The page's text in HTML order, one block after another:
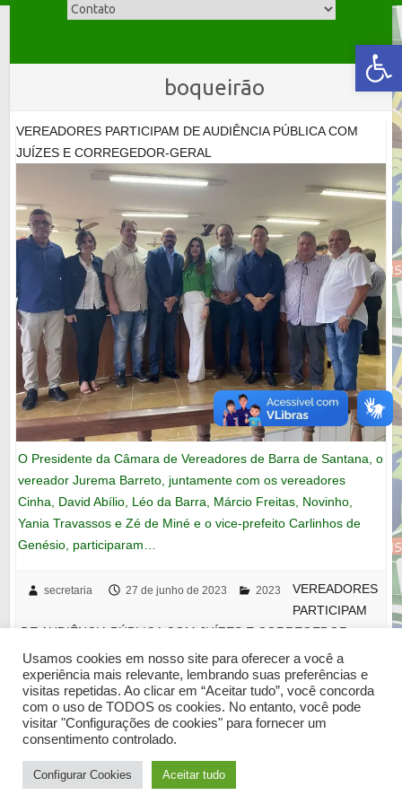
Abrir a barra de ferramentas
boqueirão
VEREADORES PARTICIPAM DE AUDIÊNCIA PÚBLICA COM
JUÍZES E CORREGEDOR-GERAL
O Presidente da Câmara de Vereadores de Barra de Santana, o
vereador Jurema Barreto, juntamente com os vereadores
Cinha, David Abílio, Léo da Barra, Márcio Freitas, Novinho,
Yania Travassos e Zé de Miné e o vice-prefeito Carlinhos de
Genésio, participaram…
secretaria 27 de junho de 2023 2023
VEREADORES
PARTICIPAM
DE AUDIÊNCIA PÚBLICA COM JUÍZES E CORREGEDOR-
GERAL
leia mais
Desenvolvido emWordPress
Usamos cookies em nosso site para oferecer a você a
experiência mais relevante, lembrando suas preferências e
visitas repetidas. Ao clicar em “Aceitar tudo”, você concorda
com o uso de TODOS os cookies. No entanto, você pode
visitar "Configurações de cookies" para fornecer um
consentimento controlado.
Configurar Cookies Aceitar tudo